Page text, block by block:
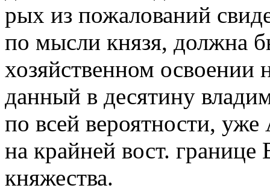
рых из пожалований
по мысли князя, должна
хозяйственном освоении
данный в десятину
по всей вероятности,
на крайней вост.
княжества.